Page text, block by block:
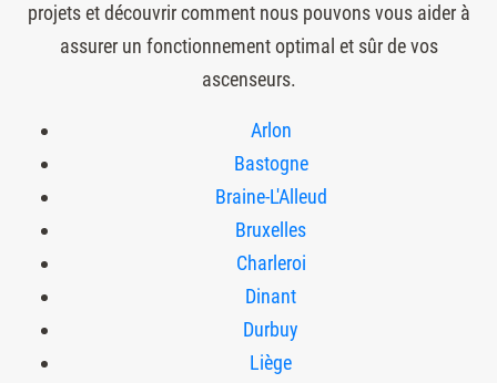
projets et découvrir comment nous pouvons vous aider à
assurer un fonctionnement optimal et sûr de vos
ascenseurs.
Arlon
Bastogne
Braine-L'Alleud
Bruxelles
Charleroi
Dinant
Durbuy
Liège